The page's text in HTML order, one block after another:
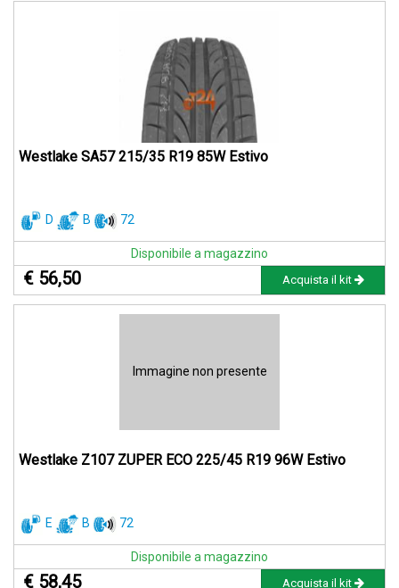
Westlake SA57 215/35 R19 85W Estivo
D B 72
Disponibile a magazzino
€ 56,50 Acquista il kit
Immagine non presente
Westlake Z107 ZUPER ECO 225/45 R19 96W Estivo
E B 72
Disponibile a magazzino
€ 58,45 Acquista il kit